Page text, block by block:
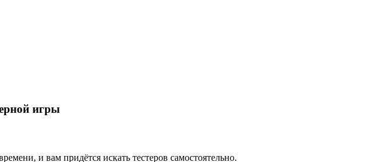
игры
и вам придётся искать тестеров самостоятельно.